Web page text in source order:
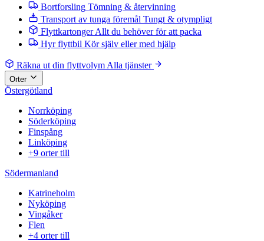
Bortforsling Tömning & återvinning
Transport av tunga föremål Tungt & otympligt
Flyttkartonger Allt du behöver för att packa
Hyr flyttbil Kör själv eller med hjälp
Räkna ut din flyttvolym Alla tjänster
Orter
Östergötland
Norrköping
Söderköping
Finspång
Linköping
+9 orter till
Södermanland
Katrineholm
Nyköping
Vingåker
Flen
+4 orter till